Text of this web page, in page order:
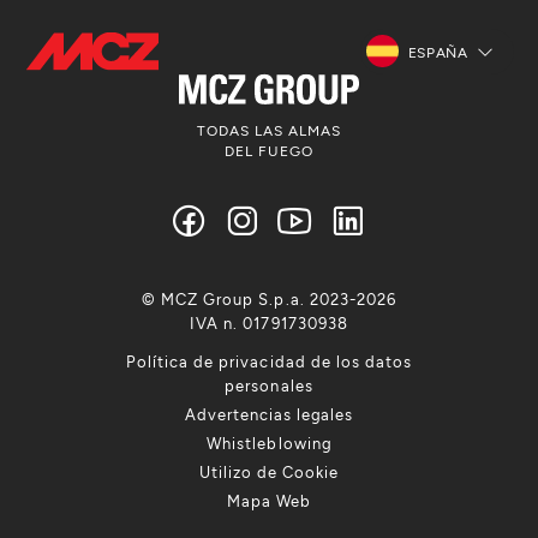
ESPAÑA
TODAS LAS ALMAS
DEL FUEGO
Política de privacidad de los datos
personales
Advertencias legales
Whistleblowing
Utilizo de Cookie
Mapa Web
© MCZ Group S.p.a. 2023-2026
IVA n. 01791730938